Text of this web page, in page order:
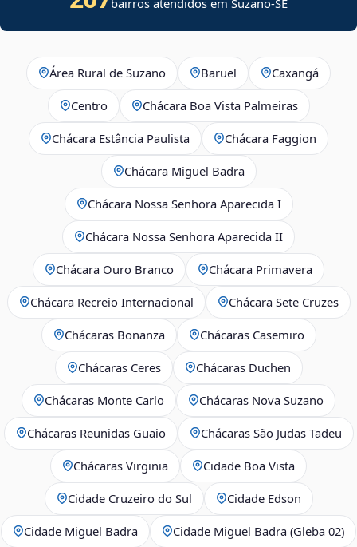
Área Rural de Suzano Baruel Caxangá
Centro Chácara Boa Vista Palmeiras
Chácara Estância Paulista Chácara Faggion
Chácara Miguel Badra
Chácara Nossa Senhora Aparecida I
Chácara Nossa Senhora Aparecida II
Chácara Ouro Branco Chácara Primavera
Chácara Recreio Internacional Chácara Sete Cruzes
Chácaras Bonanza Chácaras Casemiro
Chácaras Ceres Chácaras Duchen
Chácaras Monte Carlo Chácaras Nova Suzano
Chácaras Reunidas Guaio Chácaras São Judas Tadeu
Chácaras Virginia Cidade Boa Vista
Cidade Cruzeiro do Sul Cidade Edson
Cidade Miguel Badra Cidade Miguel Badra (Gleba 02)